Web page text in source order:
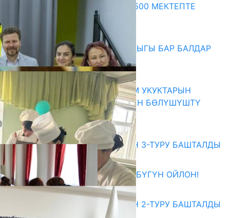
ПРЕЗИДЕНТТИН ЖАРЛЫГЫ: 500 МЕКТЕПТЕ
ШАХМАТ ИЙРИМИ АЧЫЛАТ
06.08.2026
СҮЛҮКТҮ: ӨЗГӨЧӨ МУКТАЖДЫГЫ БАР БАЛДАР
ҮЧҮН БОРБОР АЧЫЛДЫ
06.08.2026
КЫРГЫЗ ЭКСПЕРТТЕРИ АДАМ УКУКТАРЫН
ОКУТУУ ТАЖРЫЙБАСЫ МЕНЕН БӨЛҮШҮШТҮ
06.08.2026
Абитуриент
ЖОЖДОРГО КАБЫЛ АЛУУНУН 3-ТУРУ БАШТАЛДЫ
27.07.2026
ӨЗҮҢДҮН КЕЛЕЧЕГИҢ ҮЧҮН БҮГҮН ОЙЛОН!
20.07.2026
ЖОЖДОРГО КАБЫЛ АЛУУНУН 2-ТУРУ БАШТАЛДЫ